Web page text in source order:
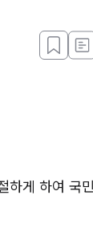
게 하여 국